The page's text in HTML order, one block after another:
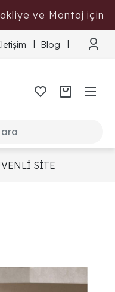
ve Montaj için
Blog
SİTE